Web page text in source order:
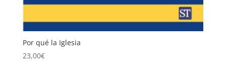
Por qué la Iglesia
23,00€